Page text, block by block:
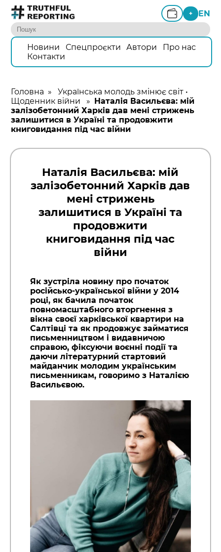
+ EN
Новини Спецпроєкти Автори
Про нас
Контакти
Головна »Українська молодь змінює світ •
Щоденник війни » Наталія Васильєва: мій
залізобетонний Харків дав мені стрижень
залишитися в Україні та продовжити
книговидання під час війни
Наталія Васильєва: мій
залізобетонний Харків дав
мені стрижень
залишитися в Україні та
продовжити
книговидання під час
війни
Як зустріла новину про початок
російсько-української війни у 2014
році, як бачила початок
повномасштабного вторгнення з
вікна своєї харківської квартири на
Салтівці та як продовжує займатися
письменництвом і видавничою
справою, фіксуючи воєнні події та
даючи літературний стартовий
майданчик молодим українським
письменникам, говоримо з Наталією
Васильєвою.